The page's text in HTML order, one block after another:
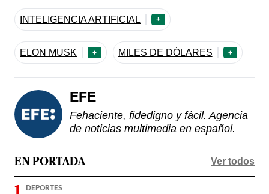
INTELIGENCIA ARTIFICIAL +
ELON MUSK + MILES DE DÓLARES +
EFE
Fehaciente, fidedigno y fácil. Agencia
de noticias multimedia en español.
EN PORTADA Ver todos
DEPORTES